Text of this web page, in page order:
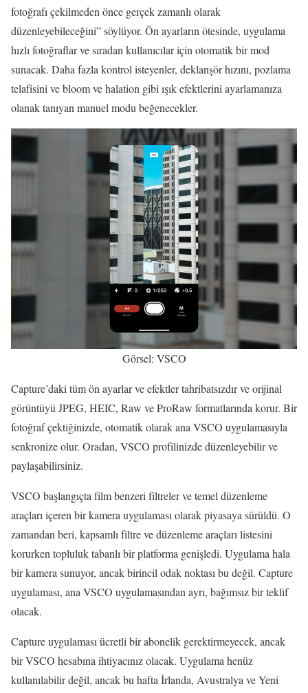
fotoğrafı çekilmeden önce gerçek zamanlı olarak
düzenleyebileceğini” söylüyor. Ön ayarların ötesinde, uygulama
hızlı fotoğraflar ve sıradan kullanıcılar için otomatik bir mod
sunacak. Daha fazla kontrol isteyenler, deklanşör hızını, pozlama
telafisini ve bloom ve halation gibi ışık efektlerini ayarlamanıza
olanak tanıyan manuel modu beğenecekler.
Görsel: VSCO
Capture’daki tüm ön ayarlar ve efektler tahribatsızdır ve orijinal
görüntüyü JPEG, HEIC, Raw ve ProRaw formatlarında korur. Bir
fotoğraf çektiğinizde, otomatik olarak ana VSCO uygulamasıyla
senkronize olur. Oradan, VSCO profilinizde düzenleyebilir ve
paylaşabilirsiniz.
VSCO başlangıçta film benzeri filtreler ve temel düzenleme
araçları içeren bir kamera uygulaması olarak piyasaya sürüldü. O
zamandan beri, kapsamlı filtre ve düzenleme araçları listesini
korurken topluluk tabanlı bir platforma genişledi. Uygulama hala
bir kamera sunuyor, ancak birincil odak noktası bu değil. Capture
uygulaması, ana VSCO uygulamasından ayrı, bağımsız bir teklif
olacak.
Capture uygulaması ücretli bir abonelik gerektirmeyecek, ancak
bir VSCO hesabına ihtiyacınız olacak. Uygulama henüz
kullanılabilir değil, ancak bu hafta İrlanda, Avustralya ve Yeni